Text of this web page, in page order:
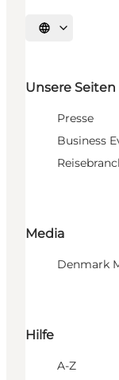
Sprache
Unsere Seiten
Presse
Business
Media
Denmark
Hilfe
A-Z